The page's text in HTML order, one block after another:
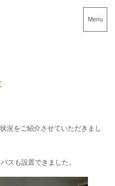
Menu
況をご紹介させていただきまし
スも設置できました。